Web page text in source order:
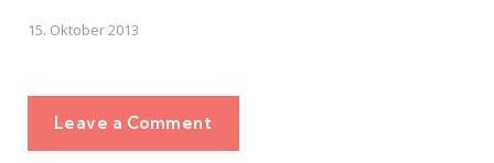
15. Oktober 2013
Leave a Comment